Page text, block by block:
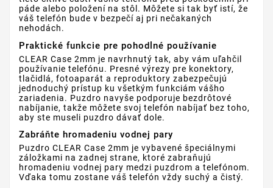
páde alebo položení na stôl. Môžete si tak byť istí, že
váš telefón bude v bezpečí aj pri nečakaných
nehodách.
Praktické funkcie pre pohodlné používanie
CLEAR Case 2mm je navrhnutý tak, aby vám uľahčil
používanie telefónu. Presné výrezy pre konektory,
tlačidlá, fotoaparát a reproduktory zabezpečujú
jednoduchý prístup ku všetkým funkciám vášho
zariadenia. Puzdro navyše podporuje bezdrôtové
nabíjanie, takže môžete svoj telefón nabíjať bez toho,
aby ste museli puzdro dávať dole.
Zabráňte hromadeniu vodnej pary
Puzdro CLEAR Case 2mm je vybavené špeciálnymi
záložkami na zadnej strane, ktoré zabraňujú
hromadeniu vodnej pary medzi puzdrom a telefónom.
Vďaka tomu zostane váš telefón vždy suchý a čistý.